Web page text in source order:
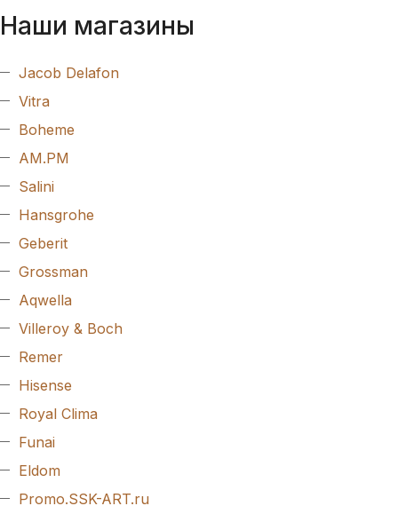
Наши магазины
Jacob Delafon
Vitra
Boheme
AM.PM
Salini
Hansgrohe
Geberit
Grossman
Aqwella
Villeroy & Boch
Remer
Hisense
Royal Clima
Funai
Eldom
Promo.SSK-ART.ru